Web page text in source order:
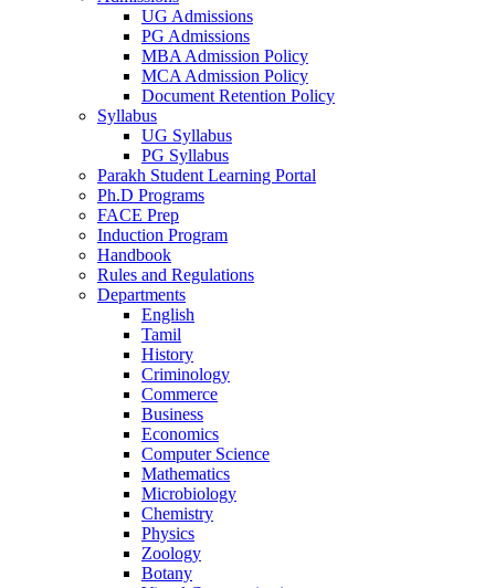
UG Admissions
PG Admissions
MBA Admission Policy
MCA Admission Policy
Document Retention Policy
Syllabus
UG Syllabus
PG Syllabus
Parakh Student Learning Portal
Ph.D Programs
FACE Prep
Induction Program
Handbook
Rules and Regulations
Departments
English
Tamil
History
Criminology
Commerce
Business
Economics
Computer Science
Mathematics
Microbiology
Chemistry
Physics
Zoology
Botany